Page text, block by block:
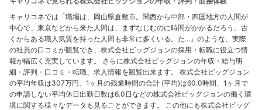
キャリコネでは「職場は、岡山県倉敷市。関西から中部・四国地方の人間が
中心で、東京などから来た人間は、まずなじむのに時間がかかるだろう。古
くからある職人気質を持った人間も非常に多くいる。た...」のような、実際
の社員の口コミが観覧でき、株式会社ビッグジョンの採用・転職に役立つ情
報が幅広く充実しています。 さらに株式会社ビッグジョンの年収・給与明
細・評判・口コミ・転職、求人情報を観覧出来ます。 株式会社ビッグジョン
の平均年収は307万円、1ヶ月の残業時間の合計 (平均)は60.0時間、1ヶ月で
の申請しない平均休日出勤日数は6.0日などの株式会社ビッグジョンの働く環
境に関する様々なデータも見ることができます。 この他にも株式会社ビッグ